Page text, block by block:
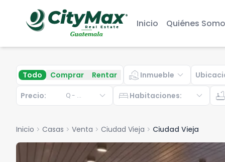
Inicio Quiénes
Todo Comprar Rentar real_estate_agent Inmueble expand_more
Precio: Q - ... expand_more bed Habitaciones: expand_more bathtub
Inicio chevron_right Casas chevron_right Venta chevron_right Ciudad Vieja chevron_right Ciudad Vieja